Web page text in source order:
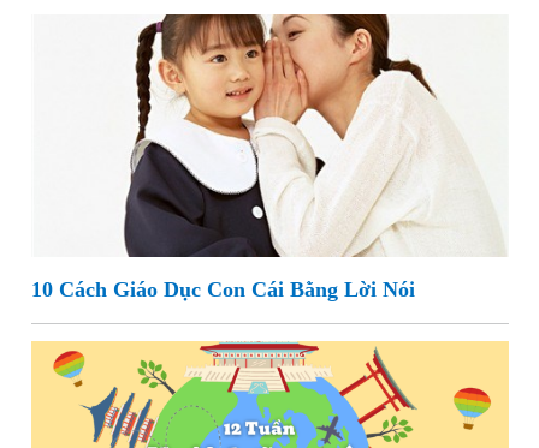
10 Cách Giáo Dục Con Cái Bằng Lời Nói